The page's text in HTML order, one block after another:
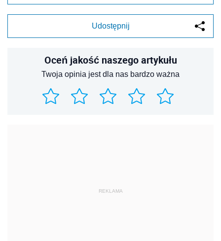
Udostępnij
Oceń jakość naszego artykułu
Twoja opinia jest dla nas bardzo ważna
REKLAMA